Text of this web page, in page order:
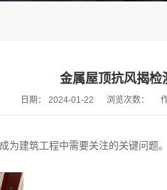
金属屋顶抗风揭检
日期： 2024-01-22 浏览次数：
为建筑工程中需要关注的关键问